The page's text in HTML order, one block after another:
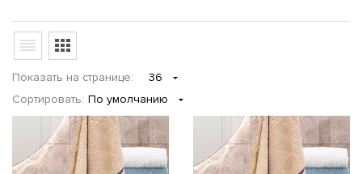
Показать на странице:
36
Сортировать: По умолчанию